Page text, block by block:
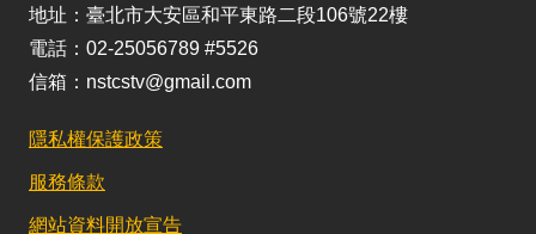
地址：臺北市大安區和平東路二段106號22樓
電話：02-25056789 #5526
信箱：nstcstv@gmail.com
隱私權保護政策
服務條款
網站資料開放宣告